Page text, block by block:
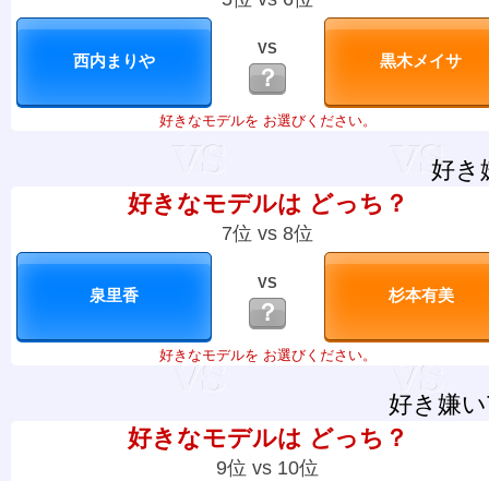
VS
？
好きなモデルを お選びください。
好き
好きなモデルは どっち？
7位 vs 8位
VS
？
好きなモデルを お選びください。
好き嫌
好きなモデルは どっち？
9位 vs 10位